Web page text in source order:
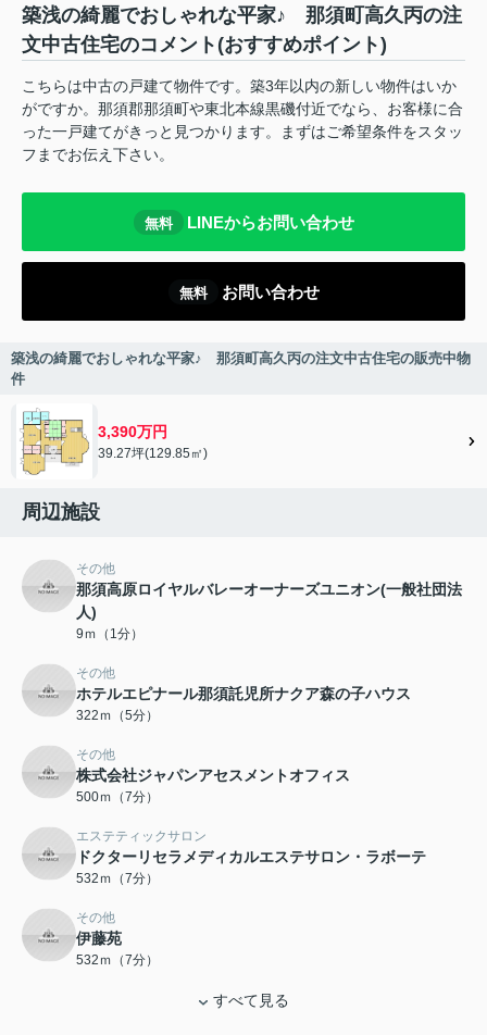
築浅の綺麗でおしゃれな平家♪ 那須町高久丙の注
文中古住宅のコメント(おすすめポイント)
こちらは中古の戸建て物件です。築3年以内の新しい物件はいか
がですか。那須郡那須町や東北本線黒磯付近でなら、お客様に合
った一戸建てがきっと見つかります。まずはご希望条件をスタッ
フまでお伝え下さい。
無料 LINEからお問い合わせ
無料 お問い合わせ
築浅の綺麗でおしゃれな平家♪ 那須町高久丙の注文中古住宅の販売中物
件
3,390万円
39.27坪(129.85㎡)
周辺施設
その他
那須高原ロイヤルバレーオーナーズユニオン(一般社団法
人)
9ｍ（1分）
その他
ホテルエピナール那須託児所ナクア森の子ハウス
322ｍ（5分）
その他
株式会社ジャパンアセスメントオフィス
500ｍ（7分）
エステティックサロン
ドクターリセラメディカルエステサロン・ラボーテ
532ｍ（7分）
その他
伊藤苑
532ｍ（7分）
すべて見る